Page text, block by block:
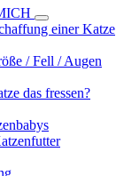
einer Katze
/ Fell / Augen
das fressen?